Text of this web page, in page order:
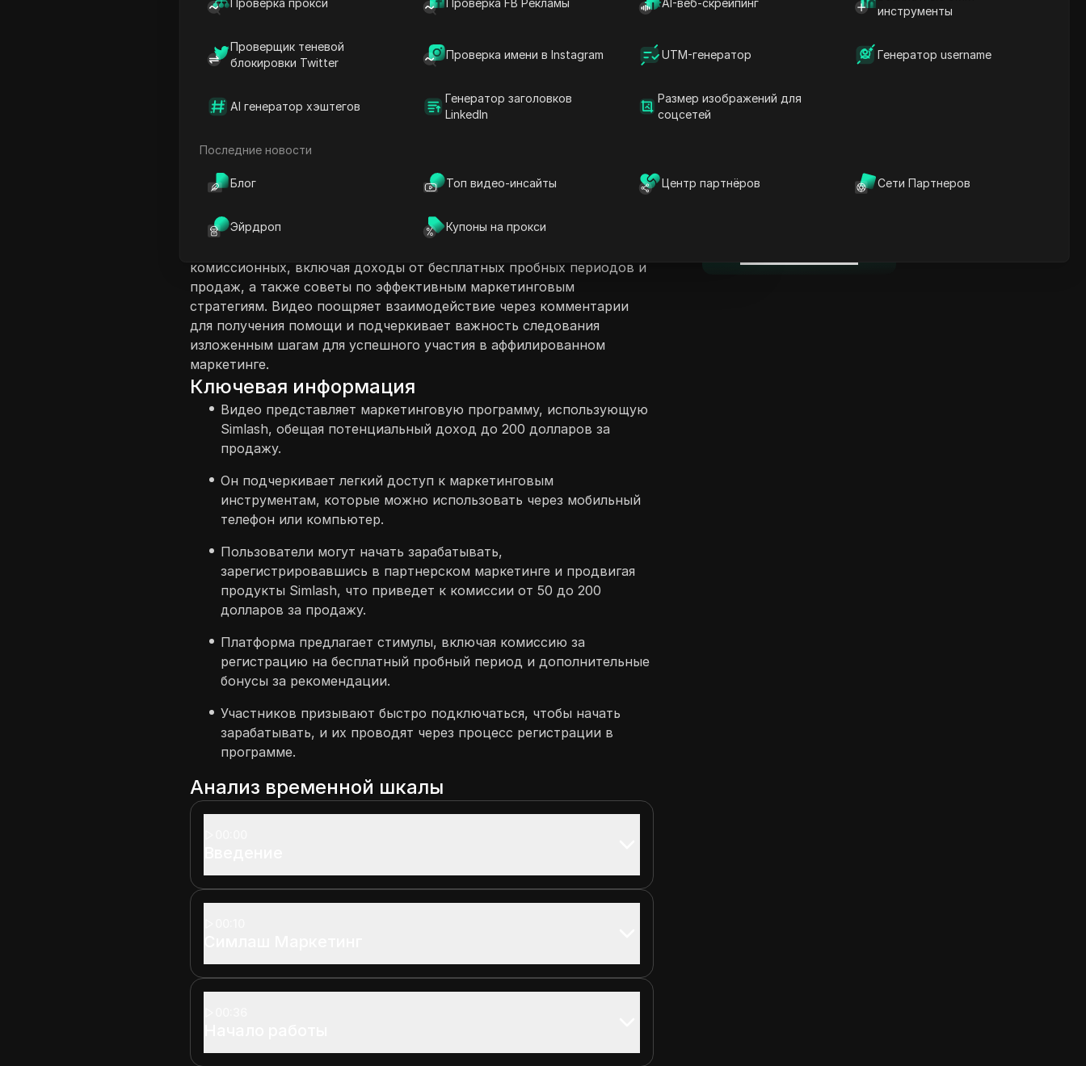
Проверка прокси Проверка FB Рекламы AI-веб-скрейпинг
инструменты
Проверщик теневой
блокировки Twitter
Проверка имени в Instagram UTM-генератор Генератор username
AI генератор хэштегов
Генератор заголовков
LinkedIn
Размер изображений для
соцсетей
Последние новости
Блог Топ видео-инсайты Центр партнёров Сети Партнеров
Эйрдроп Купоны на прокси
Задайте вопросы об этой странице
Это видео предоставляет обзор того, как заниматься
аффилированным маркетингом с использованием Simlash,
подчеркивая потенциальный доход до 200 долларов с продажи. Оно
регистрацию на платформе и использование мобильных или
комиссионных, включая доходы от бесплатных пробных периодов и
продаж, а также советы по эффективным маркетинговым
стратегиям. Видео поощряет взаимодействие через комментарии
для получения помощи и подчеркивает важность следования
изложенным шагам для успешного участия в аффилированном
маркетинге.
Ключевая информация
Видео представляет маркетинговую программу, использующую
Simlash, обещая потенциальный доход до 200 долларов за
продажу.
Он подчеркивает легкий доступ к маркетинговым
инструментам, которые можно использовать через мобильный
телефон или компьютер.
Пользователи могут начать зарабатывать,
зарегистрировавшись в партнерском маркетинге и продвигая
продукты Simlash, что приведет к комиссии от 50 до 200
долларов за продажу.
Платформа предлагает стимулы, включая комиссию за
регистрацию на бесплатный пробный период и дополнительные
бонусы за рекомендации.
Участников призывают быстро подключаться, чтобы начать
зарабатывать, и их проводят через процесс регистрации в
программе.
Анализ временной шкалы
Ключевая информация
Ключевые слова
Связанные вопросы и
ответы
DICloak антидетект браузер